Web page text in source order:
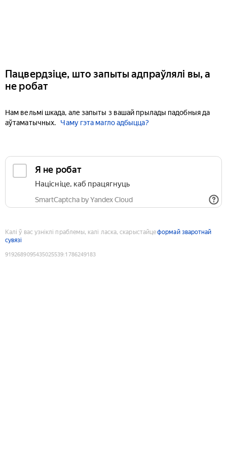
Пацвердзіце, што запыты адпраўлялі вы, а
не робат
Нам вельмі шкада, але запыты з вашай прылады падобныя да
аўтаматычных.
Чаму гэта магло адбыцца?
Я не робат
Націсніце, каб працягнуць
SmartCaptcha by Yandex Cloud
Калі ў вас узніклі праблемы, калі ласка, скарыстайцеформай зваротнай
сувязі
9192689095435025539:1786249183